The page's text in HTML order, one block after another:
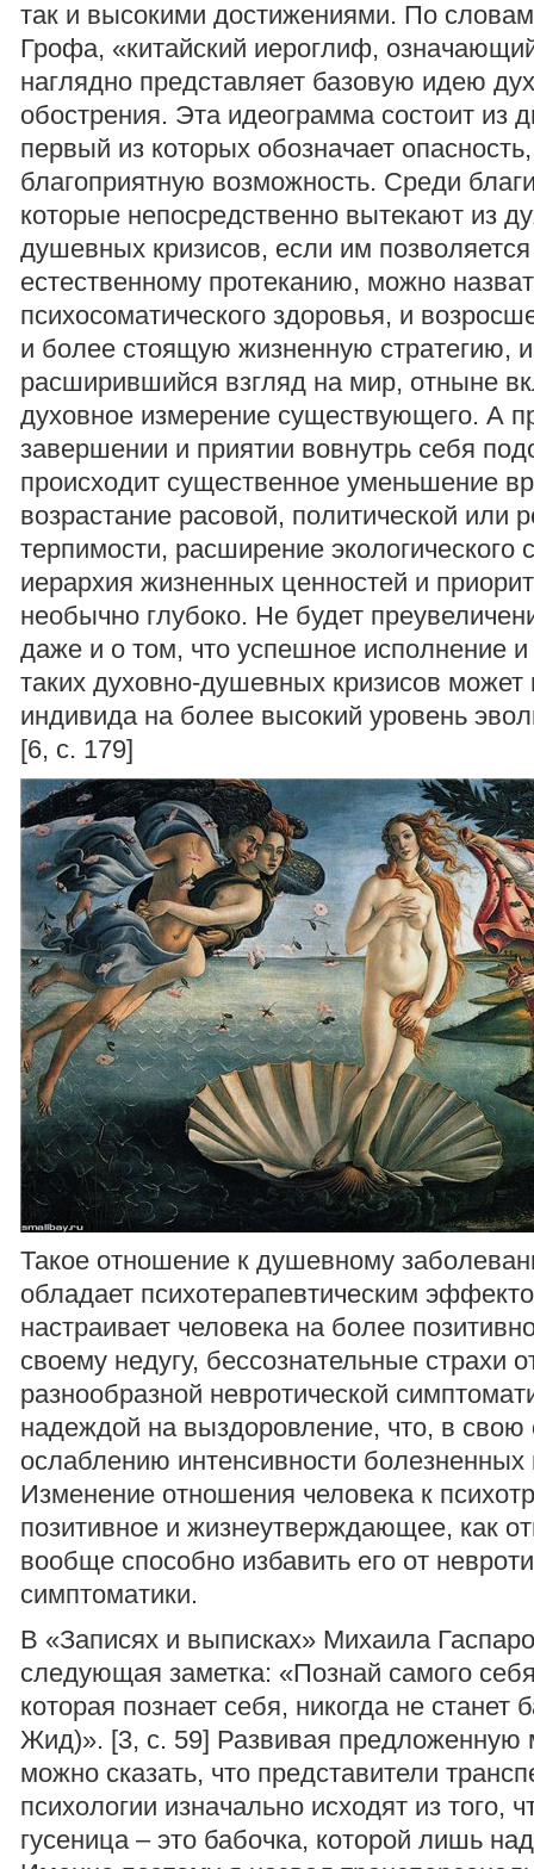
так и высокими достижениями. По
Грофа, «китайский иероглиф,
наглядно представляет базовую идею
обострения. Эта идеограмма состоит из
первый из которых обозначает
благоприятную возможность. Среди
которые непосредственно вытекают из
душевных кризисов, если им
естественному протеканию, можно
психосоматического здоровья, и
и более стоящую жизненную стратегию, и
расширившийся взгляд на мир, отныне
духовное измерение существующего. А
завершении и приятии вовнутрь себя
происходит существенное уменьшение
возрастание расовой, политической или
терпимости, расширение экологического
иерархия жизненных ценностей и
необычно глубоко. Не будет
даже и о том, что успешное исполнение и
таких духовно-душевных кризисов может
индивида на более высокий уровень
[6, с. 179]
Такое отношение к душевному
обладает психотерапевтическим
настраивает человека на более
своему недугу, бессознательные страхи
разнообразной невротической
надеждой на выздоровление, что, в свою
ослаблению интенсивности болезненных
Изменение отношения человека к
позитивное и жизнеутверждающее, как
вообще способно избавить его от
симптоматики.
В «Записях и выписках» Михаила
следующая заметка: «Познай самого
которая познает себя, никогда не станет
Жид)». [3, с. 59] Развивая предложенную
можно сказать, что представители
психологии изначально исходят из того,
гусеница – это бабочка, которой лишь